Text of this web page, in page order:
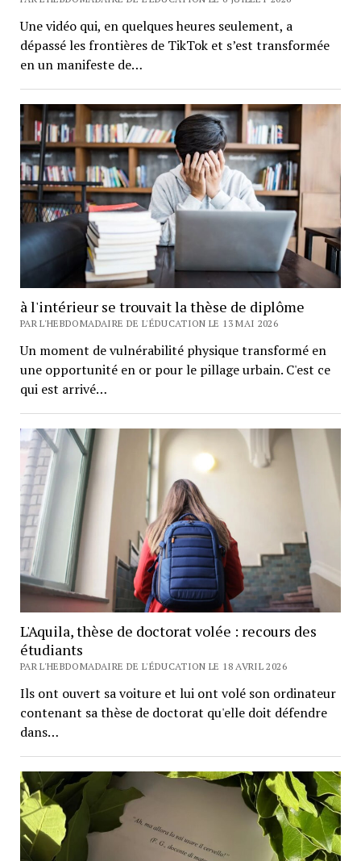
Une vidéo qui, en quelques heures seulement, a
dépassé les frontières de TikTok et s’est transformée
en un manifeste de…
à l'intérieur se trouvait la thèse de diplôme
PAR L'HEBDOMADAIRE DE L'ÉDUCATION LE 13 MAI 2026
Un moment de vulnérabilité physique transformé en
une opportunité en or pour le pillage urbain. C'est ce
qui est arrivé…
L'Aquila, thèse de doctorat volée : recours des
étudiants
PAR L'HEBDOMADAIRE DE L'ÉDUCATION LE 18 AVRIL 2026
Ils ont ouvert sa voiture et lui ont volé son ordinateur
contenant sa thèse de doctorat qu'elle doit défendre
dans…